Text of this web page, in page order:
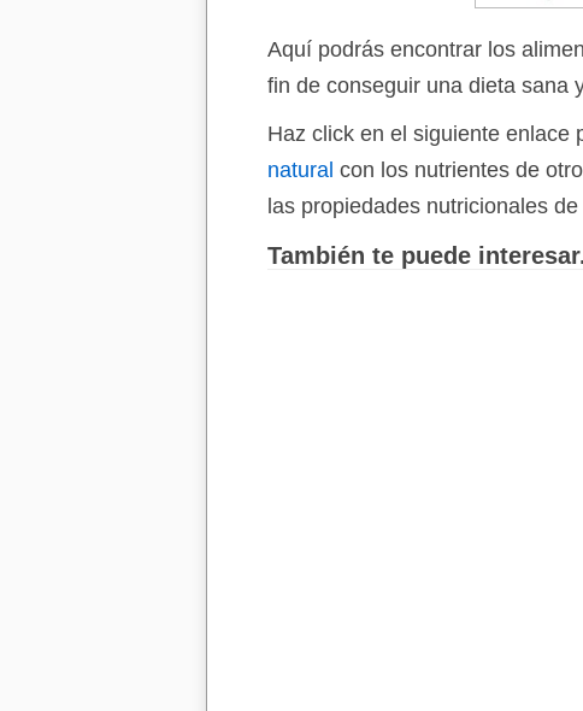
Aquí podrás encontrar los
fin de conseguir una dieta sana
Haz click en el siguiente enlace
natural con los nutrientes de
las propiedades nutricionales
También te puede